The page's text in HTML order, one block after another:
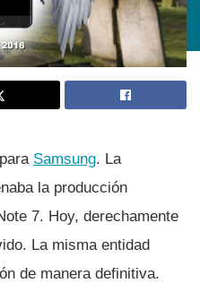
Samsung. La
la producción
7. Hoy, derechamente
La misma entidad
de manera definitiva.